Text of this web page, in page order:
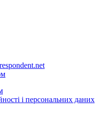
і персональних даних